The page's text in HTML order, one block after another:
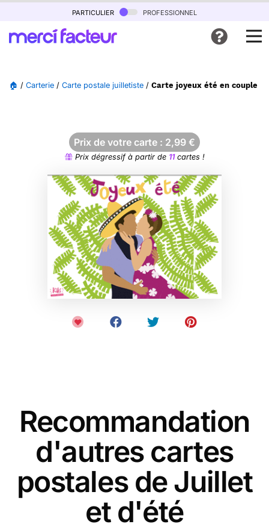
particulier professionnel
🏠 / Carterie / Carte postale juilletiste / Carte joyeux été en couple
Prix de votre carte : 2,99 €
Prix dégressif à partir de 11cartes !
Recommandation
d'autres cartes
postales de Juillet
et d'été